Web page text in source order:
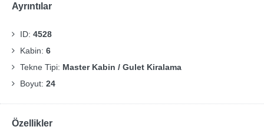
Ayrıntılar
ID: 4528
Kabin: 6
Tekne Tipi: Master Kabin / Gulet Kiralama
Boyut: 24
Özellikler